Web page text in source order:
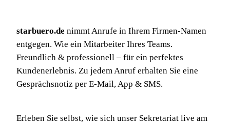
starbuero.de nimmt Anrufe in Ihrem Firmen-Namen
entgegen. Wie ein Mitarbeiter Ihres Teams.
Freundlich & professionell – für ein perfektes
Kundenerlebnis. Zu jedem Anruf erhalten Sie eine
Gesprächsnotiz per E-Mail, App & SMS.
Erleben Sie selbst, wie sich unser Sekretariat live am